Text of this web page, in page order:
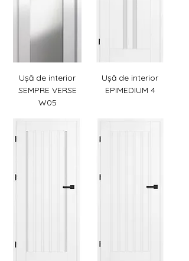
Ușă de interior
SEMPRE VERSE
W05
Ușă de interior
EPIMEDIUM 4